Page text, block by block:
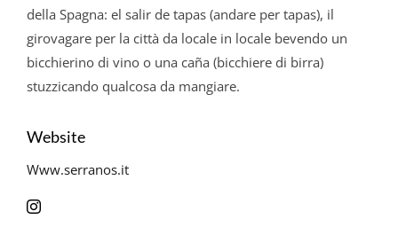
della Spagna: el salir de tapas (andare per tapas), il
girovagare per la città da locale in locale bevendo un
bicchierino di vino o una caña (bicchiere di birra)
stuzzicando qualcosa da mangiare.
Website
Www.serranos.it